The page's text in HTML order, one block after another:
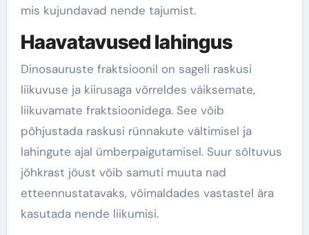
mis kujundavad nende tajumist.
Haavatavused lahingus
Dinosauruste fraktsioonil on sageli raskusi
liikuvuse ja kiirusaga võrreldes väiksemate,
liikuvamate fraktsioonidega. See võib
põhjustada raskusi rünnakute vältimisel ja
lahingute ajal ümberpaigutamisel. Suur sõltuvus
jõhkrast jõust võib samuti muuta nad
etteennustatavaks, võimaldades vastastel ära
kasutada nende liikumisi.